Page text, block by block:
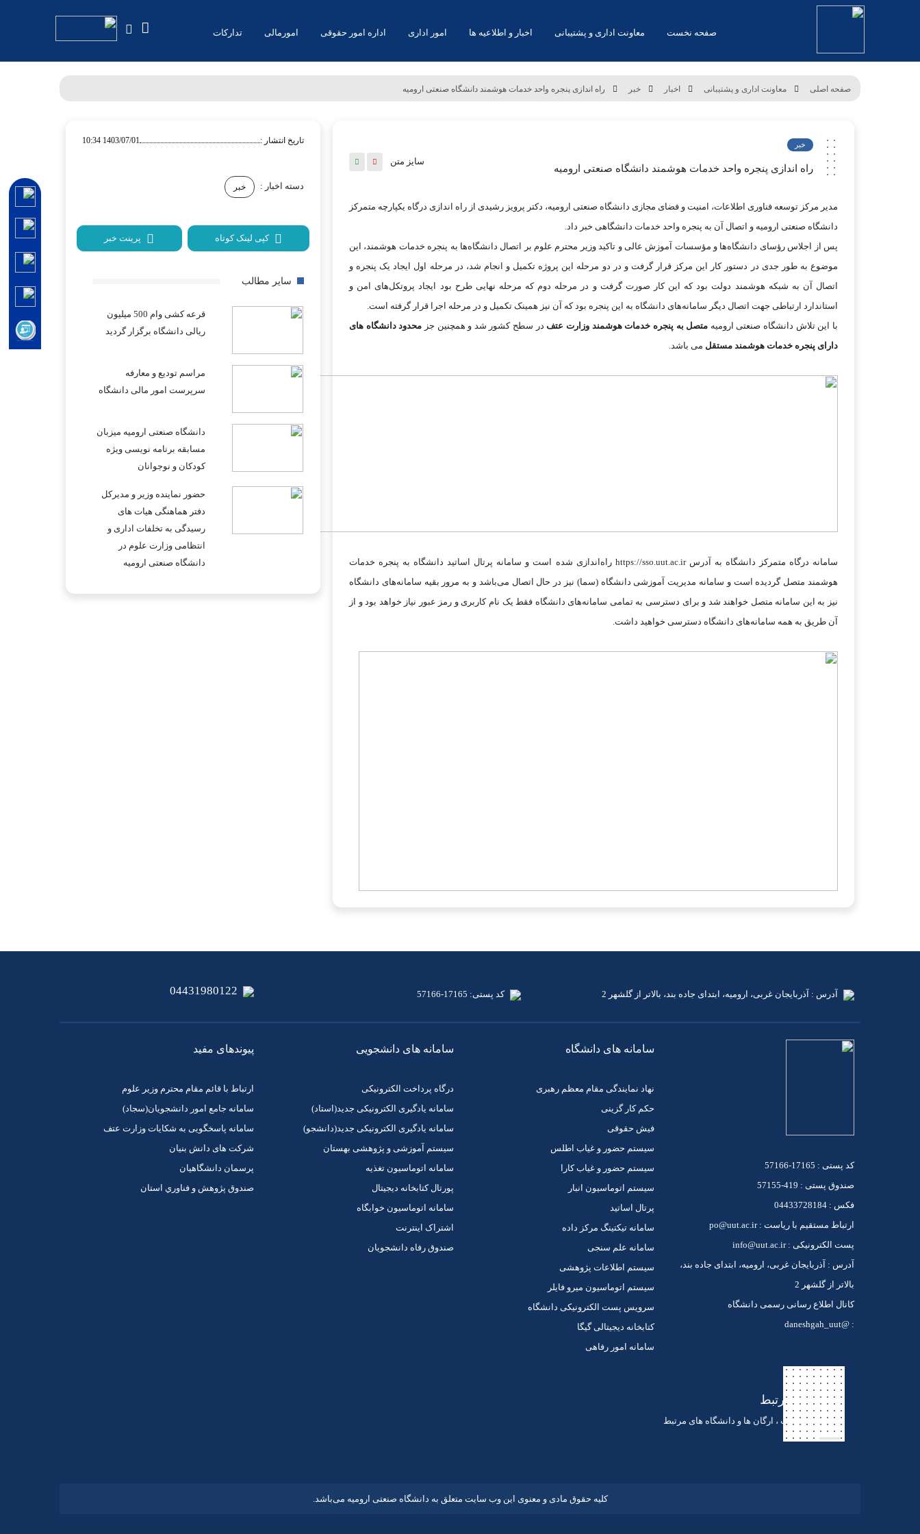
صفحه نخست معاونت اداری و پشتیبانی اخبار و اطلاعیه ها امور اداری اداره امور حقوقی امورمالی تدارکات
صفحه اصلی معاونت اداری و پشتیبانی اخبار خبر راه اندازی پنجره واحد خدمات هوشمند دانشگاه صنعتی ارومیه
خبر
راه اندازی پنجره واحد خدمات هوشمند دانشگاه صنعتی ارومیه
سایز متن
مدیر مرکز توسعه فناوری اطلاعات، امنیت و فضای مجازی دانشگاه صنعتی ارومیه، دکتر پرویز رشیدی از راه اندازی درگاه یکپارچه متمرکز
دانشگاه صنعتی ارومیه و اتصال آن به پنجره واحد خدمات دانشگاهی خبر داد.
پس از اجلاس رؤسای دانشگاه‌ها و مؤسسات آموزش عالی و تاکید وزیر محترم علوم بر اتصال دانشگاه‌ها به پنجره خدمات هوشمند، این
موضوع به طور جدی در دستور کار این مرکز قرار گرفت و در دو مرحله این پروژه تکمیل و انجام شد، در مرحله اول ایجاد یک پنجره و
اتصال آن به شبکه هوشمند دولت بود که این کار صورت گرفت و در مرحله دوم که مرحله نهایی طرح بود ایجاد پروتکل‌های امن و
استاندارد ارتباطی جهت اتصال دیگر سامانه‌های دانشگاه به این پنجره بود که آن نیز همینک تکمیل و در مرحله اجرا قرار گرفته است.
با این تلاش دانشگاه صنعتی ارومیه متصل به پنجره خدمات هوشمند وزارت عتفدر سطح کشور شد و همچنین جز محدود دانشگاه های
دارای پنجره خدمات هوشمند مستقل می باشد.
سامانه درگاه متمرکز دانشگاه به آدرسhttps://sso.uut.ac.ir راه‌اندازی شده است و سامانه پرتال اساتید دانشگاه به پنجره خدمات
هوشمند متصل گردیده است و سامانه مدیریت آموزشی دانشگاه (سما) نیز در حال اتصال می‌باشد و به مرور بقیه سامانه‌های دانشگاه
نیز به این سامانه متصل خواهند شد و برای دسترسی به تمامی سامانه‌های دانشگاه فقط یک نام کاربری و رمز عبور نیاز خواهد بود و از
آن طریق به همه سامانه‌های دانشگاه دسترسی خواهید داشت.
تاریخ انتشار : 1403/07/01 10:34
دسته اخبار : خبر
کپی لینک کوتاه پرینت خبر
سایر مطالب
قرعه کشی وام 500 میلیون
ریالی دانشگاه برگزار گردید
مراسم تودیع و معارفه
سرپرست امور مالی دانشگاه
دانشگاه صنعتی ارومیه میزبان
مسابقه برنامه نویسی ویژه
کودکان و نوجوانان
حضور نماینده وزیر و مدیرکل
دفتر هماهنگی هیات های
رسیدگی به تخلفات اداری و
انتظامی وزارت علوم در
دانشگاه صنعتی ارومیه
آدرس : آذربایجان غربی، ارومیه، ابتدای جاده بند، بالاتر از گلشهر 2 کد پستی: 17165-57166 04431980122
کد پستی : 17165-57166
صندوق پستی : 419-57155
فکس : 04433728184
ارتباط مستقیم با ریاست : po@uut.ac.ir
پست الکترونیکی : info@uut.ac.ir
آدرس : آذربایجان غربی، ارومیه، ابتدای جاده بند،
بالاتر از گلشهر 2
کانال اطلاع رسانی رسمی دانشگاه
: @daneshgah_uut
سامانه های دانشگاه
نهاد نمایندگی مقام معظم رهبری
حکم کار گزینی
فیش حقوقی
سیستم حضور و غیاب اطلس
سیستم حضور و غیاب کارا
سیستم اتوماسیون انبار
پرتال اساتید
سامانه تیکتینگ مرکز داده
سامانه علم سنجی
سیستم اطلاعات پژوهشی
سیستم اتوماسیون میرو فایلر
سرویس پست الکترونیکی دانشگاه
کتابخانه دیجیتالی گیگا
سامانه امور رفاهی
سامانه های دانشجویی
درگاه پرداخت الکترونیکی
سامانه یادگیری الکترونیکی جدید(استاد)
سامانه یادگیری الکترونیکی جدید(دانشجو)
سیستم آموزشی و پژوهشی بهستان
سامانه اتوماسیون تغذیه
پورتال کتابخانه دیجیتال
سامانه اتوماسیون خوابگاه
اشتراک اینترنت
صندوق رفاه دانشجویان
پیوندهای مفید
ارتباط با قائم مقام محترم وزیر علوم
سامانه جامع امور دانشجویان(سجاد)
سامانه پاسخگویی به شکایات وزارت عتف
شرکت های دانش بنیان
پرسمان دانشگاهیان
صندوق پژوهش و فناوري استان
لینک های مرتبط
لینک های ادارات ، ارگان ها و دانشگاه های مرتبط
کلیه حقوق مادی و معنوی این وب سایت متعلق به دانشگاه صنعتی ارومیه می‌باشد.